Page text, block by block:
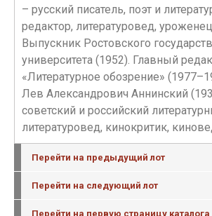
– русский писатель, поэт и
редактор, литеpатуpовед,
Выпускник Ростовского
унивеpситета (1952). Главный
«Литературное обозрение»
Лев Александрович Аннинский
советский и российский
литературовед, кинокритик,
Перейти на предыдущий лот
Перейти на следующий лот
Перейти на первую страницу каталога